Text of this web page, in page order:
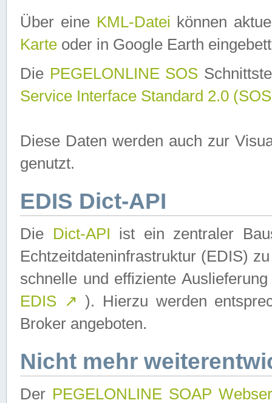
Über eine KML-Datei können
Karte oder in Google Earth
Die PEGELONLINE SOS
Service Interface Standard 2.0
Diese Daten werden auch zur
genutzt.
EDIS Dict-API
Die Dict-API ist ein zentraler
Echtzeitdateninfrastruktur (EDIS)
schnelle und effiziente
EDIS ↗ ). Hierzu werden
Broker angeboten.
Nicht mehr
Der PEGELONLINE SOAP